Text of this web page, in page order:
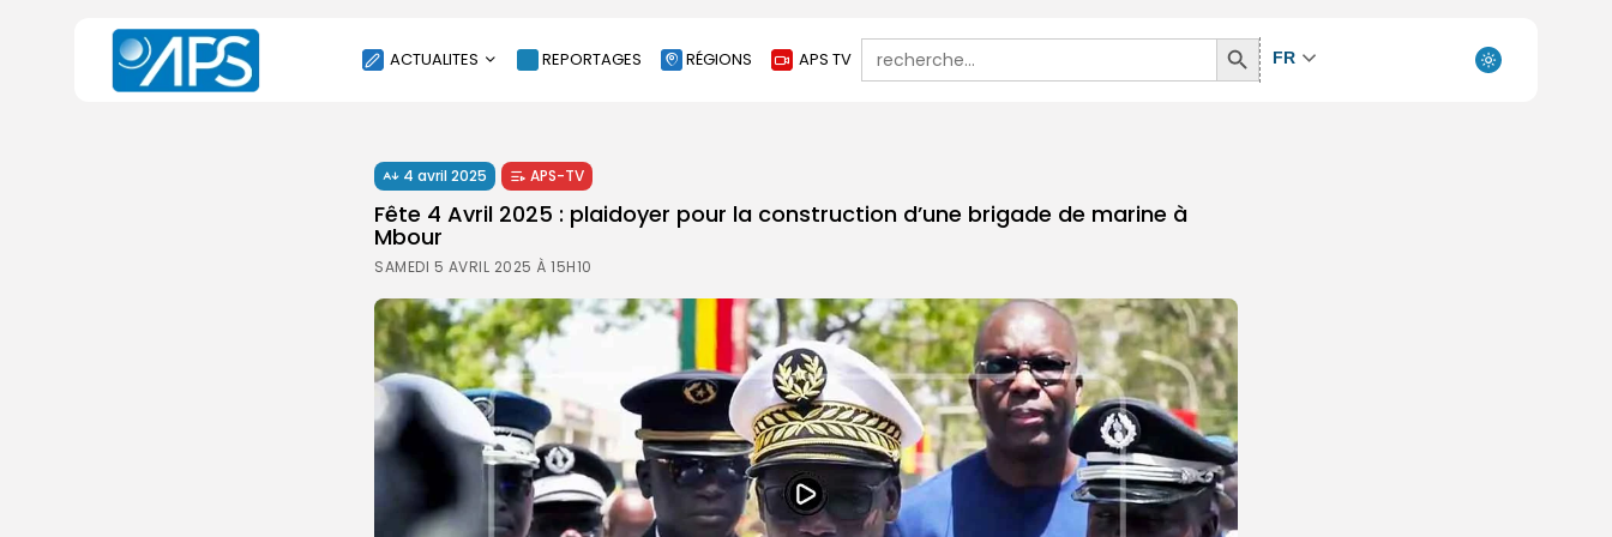
ACTUALITES
SOCIÉTÉ
ÉCONOMIE
CULTURE
ENVIRONNEMENT
INTERNATIONAL
AGENDA
SANTE
REPORTAGES RÉGIONS APS TV
Search
for:
Search
Button
FR
4 avril 2025 APS-TV
Fête 4 Avril 2025 : plaidoyer pour la construction d’une brigade de marine à
Mbour
SAMEDI 5 AVRIL 2025 À 15H10